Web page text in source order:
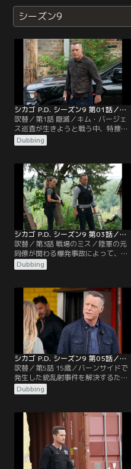
シーズン9
シカゴ P.D. シーズン9 第01話／吹替
吹替／第1話 隠滅／キム・バージェ
ス巡査が生きようと戦う中、特捜班
はバージェスの誘拐犯を見つけるた
めに奔走する。サム・ミラー警部補
ようとする。ボイトとアプトンは自
分たちの取った決断の結果に対処す
ることになる。ルゼックは、置かれ
た厳しい状況に苦悩する。
Dubbing
シカゴ P.D. シーズン9 第03話／吹替
吹替／第3話 戦場のミス／陸軍の元
同僚が関わる爆発事故によって、ハ
ルステッドの過去が浮かび上がる。
FBIがロイの失踪について捜査を開始
ている秘密の重圧を感じる。
Dubbing
シカゴ P.D. シーズン9 第05話／吹替
吹替／第5話 15歳／バーンサイドで
発生した銃乱射事件を解決するため
に特捜班が動く中、アトウォーター
は、自分がこの事件に個人的な関わ
Dubbing